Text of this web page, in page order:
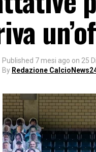
Published 7 mesi ago on 25
By Redazione